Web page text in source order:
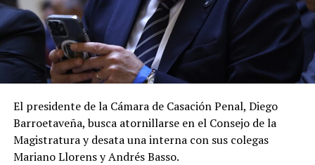
El presidente de la Cámara de Casación Penal, Diego
Barroetaveña, busca atornillarse en el Consejo de la
Magistratura y desata una interna con sus colegas
Mariano Llorens y Andrés Basso.